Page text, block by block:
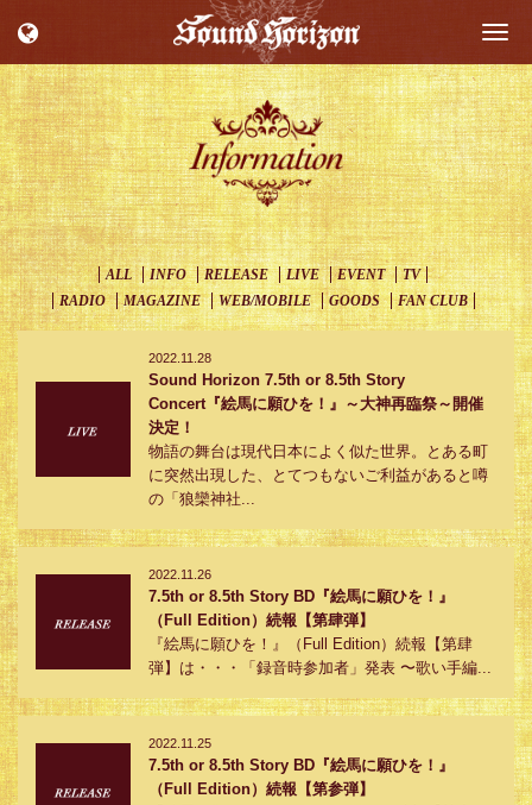
ALL INFO RELEASE LIVE EVENT
TV
RADIO
MAGAZINE WEB/MOBILE GOODS FAN CLUB
2022.11.28
Sound Horizon 7.5th or 8.5th Story
Concert『絵馬に願ひを！』～大神再臨祭～開催
決定！
物語の舞台は現代日本によく似た世界。とある町
に突然出現した、とてつもないご利益があると噂
の「狼欒神社...
2022.11.26
7.5th or 8.5th Story BD『絵馬に願ひを！』
（Full Edition）続報【第肆弾】
『絵馬に願ひを！』（Full Edition）続報【第肆
弾】は・・・「録音時参加者」発表 〜歌い手編...
2022.11.25
7.5th or 8.5th Story BD『絵馬に願ひを！』
（Full Edition）続報【第参弾】